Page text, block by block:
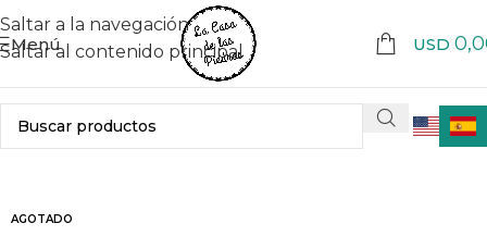
Saltar a la navegación
Saltar al contenido principal
Menú USD
AGOTADO